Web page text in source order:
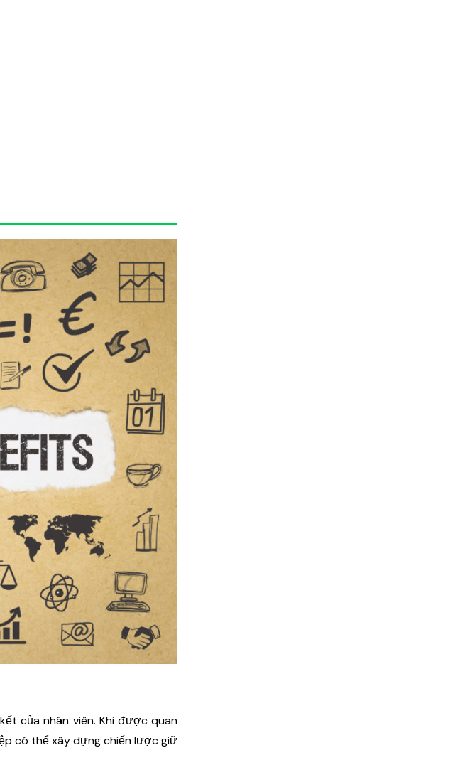
của nhân viên. Khi được quan
có thể xây dựng chiến lược giữ